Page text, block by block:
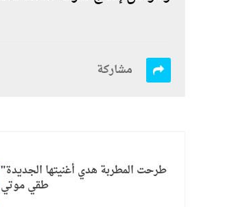
مشاركة
طرحت المطربة هدي أغنيتها الجديدة"
طقي موتي